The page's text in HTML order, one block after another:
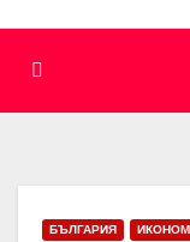
БЪЛГАРИЯ